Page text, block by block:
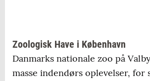
Zoologisk Have i København
Danmarks nationale zoo på
masse indendørs oplevelser, for